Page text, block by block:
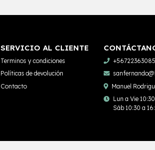
SERVICIO AL CLIENTE
Terminos y condiciones
Políticas de devolución
Contacto
+56722363085
Manuel
Lun a Vie
Sáb 10:30 a